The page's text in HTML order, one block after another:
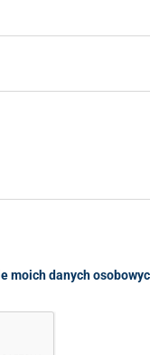
moich danych